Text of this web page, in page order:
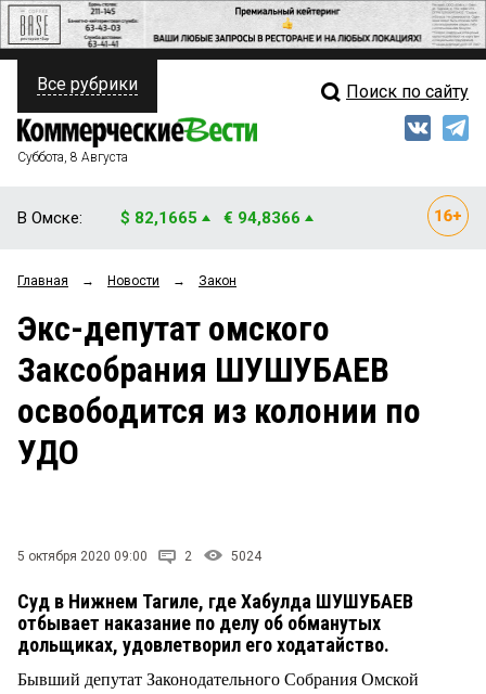
ПОЛИТИКА
ФИНАНСЫ
ОБЩЕСТВО
ЗАКОН
НОВОСТИ КОМПАНИЙ
ПРОИСШЕСТВИЯ
Свежий выпуск
Рейтинги
Блоги
Архив
Все рубрики Поиск по сайту
Суббота, 8 Августа
В Омске: $ 82,1665 € 94,8366
Главная → Новости → Закон
Экс-депутат омского
Заксобрания ШУШУБАЕВ
освободится из колонии по
УДО
5 октября 2020 09:00 2 5024
Суд в Нижнем Тагиле, где Хабулда ШУШУБАЕВ
отбывает наказание по делу об обманутых
дольщиках, удовлетворил его ходатайство.
Бывший депутат Законодательного Собрания Омской